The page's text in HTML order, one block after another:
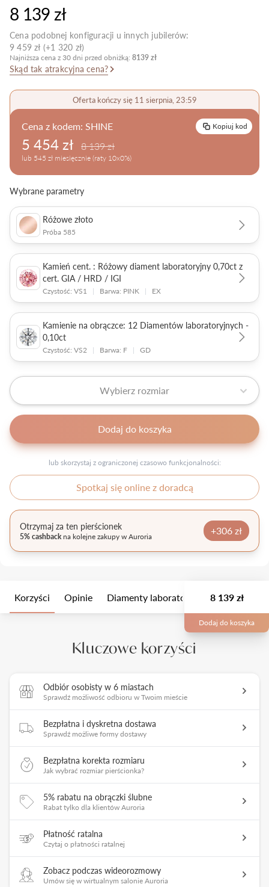
Pielęgnacja biżuterii
8 139 zł
Cena podobnej konfiguracji u innych jubilerów:
9 459 zł (+1 320 zł)
Najniższa cena z 30 dni przed obniżką: 8139 zł
Skąd tak atrakcyjna cena?
Oferta kończy się 11 sierpnia, 23:59
Cena z kodem: SHINE Kopiuj kod
5 454 zł 8 139 zł
lub 545 zł miesięcznie (raty 10x0%)
Wybrane parametry
Różowe złoto
Próba 585
Kamień cent. : Różowy diament laboratoryjny 0,70ct z
cert. GIA / HRD / IGI
Czystość: VS1 | Barwa: PINK | EX
Kamienie na obrączce: 12 Diamentów laboratoryjnych -
0,10ct
Czystość: VS2 | Barwa: F | GD
Wybierz rozmiar
Dodaj do koszyka
lub skorzystaj z ograniczonej czasowo funkcjonalności:
Spotkaj się online z doradcą
Otrzymaj za ten pierścionek
5% cashbackna kolejne zakupy w Auroria +306 zł
Korzyści Opinie Diamenty laboratoryjne Wielkość
8 139 zł
Dodaj do koszyka
Kluczowe korzyści
Odbiór osobisty w 6 miastach
Sprawdź możliwość odbioru w Twoim mieście
Bezpłatna i dyskretna dostawa
Sprawdź możliwe formy dostawy
Bezpłatna korekta rozmiaru
Jak wybrać rozmiar pierścionka?
5% rabatu na obrączki ślubne
Rabat tylko dla klientów Auroria
Płatność ratalna
Czytaj o płatności ratalnej
Zobacz podczas wideorozmowy
Umów się w wirtualnym salonie Auroria